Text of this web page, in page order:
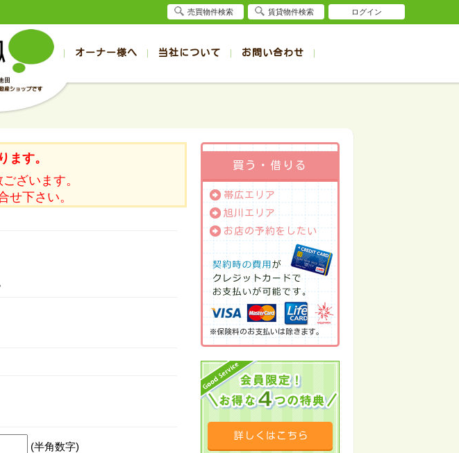
2000万円
3000万円
4000万円
上
帯広の賃貸アパート
帯広の1DK～1LDK賃貸
帯広の2K～2LDK賃貸
帯広の3K～3LDK賃貸
帯広の4K以上賃貸
2000万円
3000万円
4000万円
上
旭川の賃貸アパート
旭川の1DK～1LDK賃貸
旭川の2K～2LDK賃貸
旭川の3K～3LDK賃貸
旭川の4K以上賃貸
オーナー様へ 当社について
お客様の声
お問い合わせ
入居者様ページ
ます。
ざいます。
せ下さい。
(半角数字)
買う・借りる
帯広エリア
旭川エリア
お店の予約をしたい
※保険料のお支払いは除きます。
売買物件検索 賃貸物件検索 ログイン